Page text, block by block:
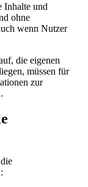
Inhalte und
ohne
wenn Nutzer
die eigenen
müssen für
zur